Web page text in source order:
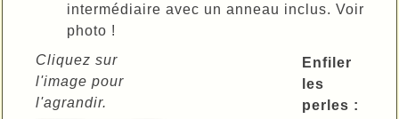
intermédiaire avec un anneau inclus. Voir
photo !
Cliquez sur
l'image pour
l'agrandir.
Enfiler
les
perles :